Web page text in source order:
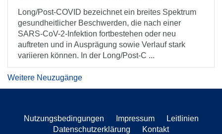
Long/Post-COVID bezeichnet ein breites Spektrum
gesundheitlicher Beschwerden, die nach einer
SARS-CoV-2-Infektion fortbestehen oder neu
auftreten und in Ausprägung sowie Verlauf stark
variieren können. In der Long/Post-C ...
Weitere Neuzugänge
Nutzungsbedingungen Impressum
Leitlinien
Datenschutzerklärung
Kontakt